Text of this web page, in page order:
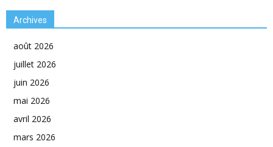
Archives
août 2026
juillet 2026
juin 2026
mai 2026
avril 2026
mars 2026